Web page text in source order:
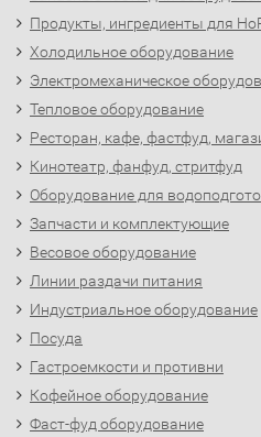
Продукты, ингредиенты для
Холодильное оборудование
Электромеханическое
Тепловое оборудование
Ресторан, кафе, фастфуд,
Кинотеатр, фанфуд, стритфуд
Оборудование для
Запчасти и комплектующие
Весовое оборудование
Линии раздачи питания
Индустриальное оборудование
Посуда
Гастроемкости и противни
Кофейное оборудование
Фаст-фуд оборудование